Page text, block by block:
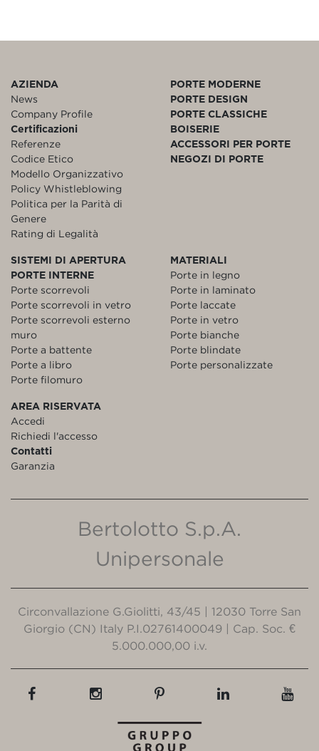
AZIENDA
News
Company Profile
Certificazioni
Referenze
Codice Etico
Modello Organizzativo
Policy Whistleblowing
Politica per la Parità di
Genere
Rating di Legalità
PORTE MODERNE
PORTE DESIGN
PORTE CLASSICHE
BOISERIE
ACCESSORI PER PORTE
NEGOZI DI PORTE
SISTEMI DI APERTURA
PORTE INTERNE
Porte scorrevoli
Porte scorrevoli in vetro
Porte scorrevoli esterno
muro
Porte a battente
Porte a libro
Porte filomuro
MATERIALI
Porte in legno
Porte in laminato
Porte laccate
Porte in vetro
Porte bianche
Porte blindate
Porte personalizzate
AREA RISERVATA
Accedi
Richiedi l'accesso
Contatti
Garanzia
Bertolotto S.p.A.
Unipersonale
Circonvallazione G.Giolitti, 43/45 | 12030 Torre San
Giorgio (CN) Italy P.I.02761400049 | Cap. Soc. €
5.000.000,00 i.v.